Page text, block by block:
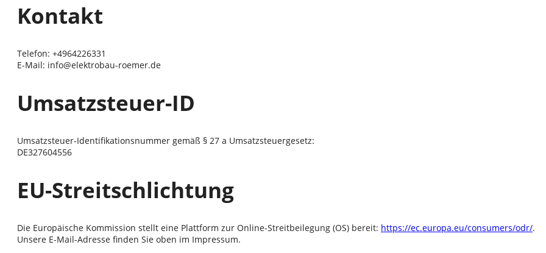
Kontakt
Telefon: +4964226331
E-Mail: info@elektrobau-roemer.de
Umsatzsteuer-ID
Umsatzsteuer-Identifikationsnummer gemäß § 27 a Umsatzsteuergesetz:
DE327604556
EU-Streitschlichtung
Die Europäische Kommission stellt eine Plattform zur Online-Streitbeilegung (OS) bereit: https://ec.europa.eu/consumers/odr/.
Unsere E-Mail-Adresse finden Sie oben im Impressum.